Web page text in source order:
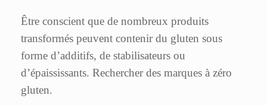
Être conscient que de nombreux produits
transformés peuvent contenir du gluten sous
forme d’additifs, de stabilisateurs ou
d’épaississants. Rechercher des marques à zéro
gluten.